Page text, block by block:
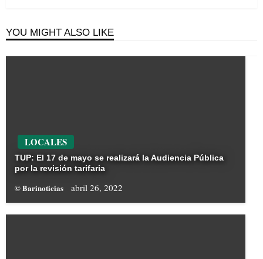
YOU MIGHT ALSO LIKE
LOCALES
TUP: El 17 de mayo se realizará la Audiencia Pública
por la revisión tarifaria
© Barinoticias abril 26, 2022